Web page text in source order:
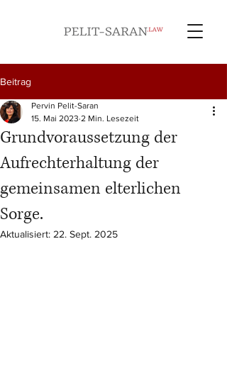
Beitrag
Grundvoraussetzung der
Aufrechterhaltung der
gemeinsamen elterlichen
Sorge.
Pervin Pelit-Saran
15. Mai 2023 2 Min. Lesezeit
Aktualisiert: 22. Sept. 2025